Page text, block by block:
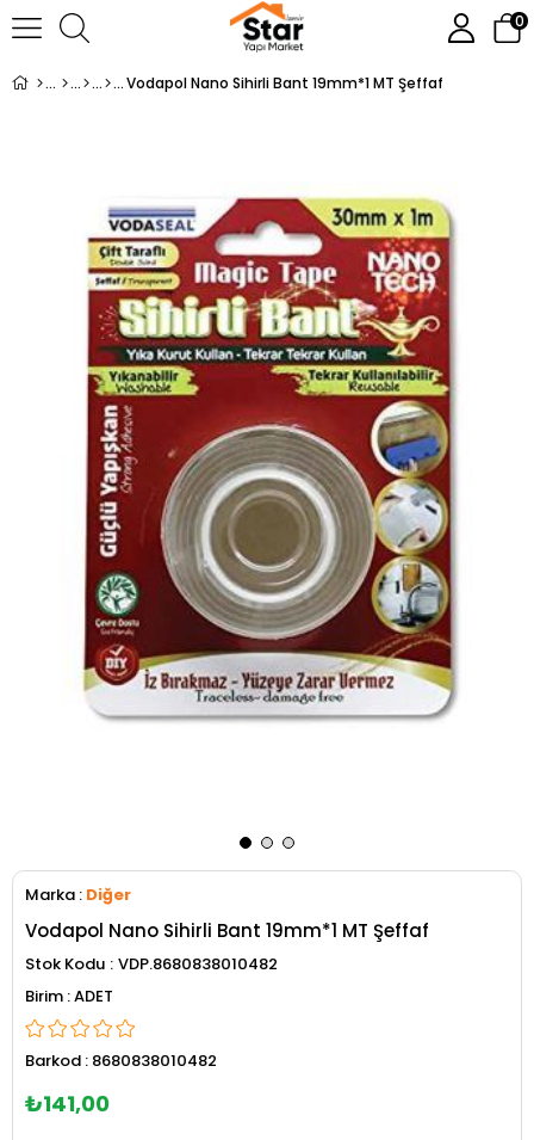
0
Vodapol Nano Sihirli Bant 19mm*1 MT Şeffaf
Marka : Diğer
Vodapol Nano Sihirli Bant 19mm*1 MT Şeffaf
Stok Kodu VDP.8680838010482
ADET
Barkod : 8680838010482
₺141,00